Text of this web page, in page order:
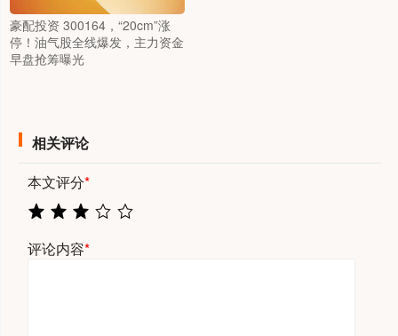
豪配投资 300164，“20cm”涨
停！油气股全线爆发，主力资金
早盘抢筹曝光
相关评论
本文评分*
评论内容*